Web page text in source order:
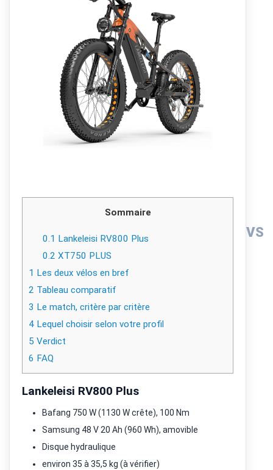
Sommaire
0.1 Lankeleisi RV800 Plus
0.2 XT750 PLUS
1 Les deux vélos en bref
2 Tableau comparatif
3 Le match, critère par critère
4 Lequel choisir selon votre profil
5 Verdict
6 FAQ
Lankeleisi RV800 Plus
Bafang 750 W (1130 W crête), 100 Nm
Samsung 48 V 20 Ah (960 Wh), amovible
Disque hydraulique
environ 35 à 35,5 kg (à vérifier)
VS